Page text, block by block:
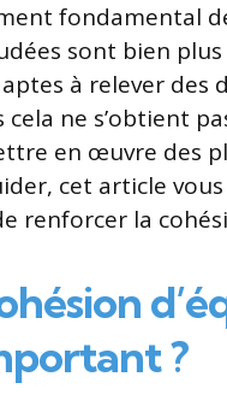
fondamental
sont bien
à relever des
ne s’obtient
en œuvre des
cet article
renforcer la
?